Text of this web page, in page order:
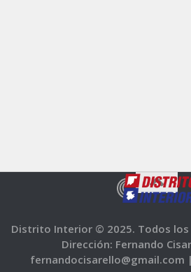
Distrito Interior © 2025. Todos los
Dirección: Fernando
fernandocisarello@gmail.com |